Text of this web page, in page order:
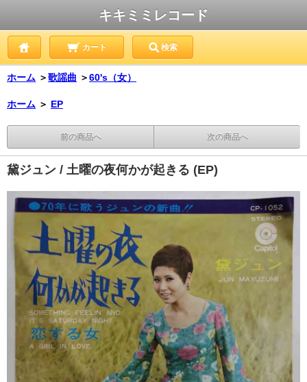
キキミミレコード
カート 検索
ホーム ＞歌謡曲 ＞60's（女）
ホーム ＞ EP
前の商品へ 次の商品へ
黛ジュン / 土曜の夜何かが起きる (EP)